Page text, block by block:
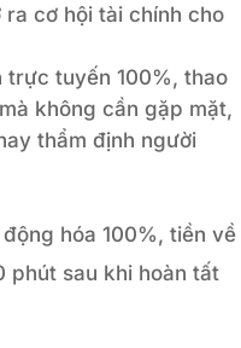
cơ hội tài chính cho
trực tuyến 100%, thao
không cần gặp mặt,
thẩm định người
hóa 100%, tiền về
phút sau khi hoàn tất